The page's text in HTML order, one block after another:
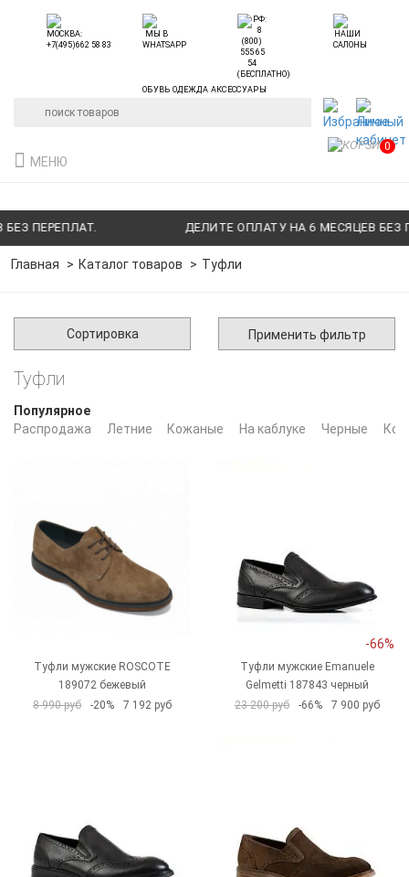
ПЕРЕПЛАТ. ДЕЛИТЕ ОПЛАТУ НА 6 МЕСЯЦЕВ БЕЗ
ОБУВЬ ОДЕЖДА АКСЕССУАРЫ
МЕНЮ
0
Главная Каталог товаров Туфли
Сортировка Применить фильтр
Популярное
Распродажа
Летние Кожаные На каблуке Черные
Туфли
Туфли мужские ROSCOTE
189072 бежевый
8 990 руб
-20% 7 192 руб
-66%
Туфли мужские Emanuele
Gelmetti 187843 черный
23 200 руб
-66% 7 900 руб